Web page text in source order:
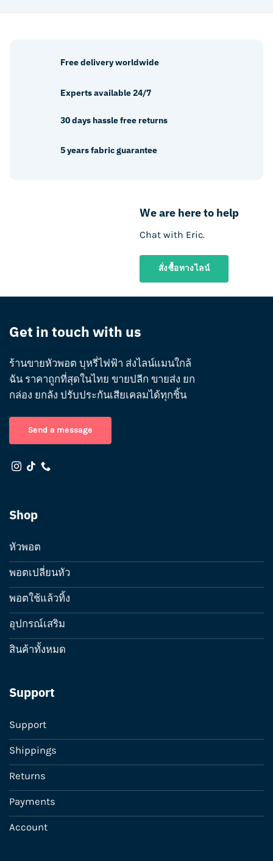
multiple
chosen
the
page
We are here to help
Chat with Eric.
สั่งซื้อทางไลน์
Free delivery worldwide
Experts available 24/7
30 days hassle free returns
5 years fabric guarantee
Get in touch with us
ร้านขายหัวพอต บุหรี่ไฟฟ้า ส่งไลน์แมนใกล้
ฉัน ราคาถูกที่สุดในไทย ขายปลีก ขายส่ง ยก
กล่อง ยกลัง ปรับประกันเสียเคลมได้ทุกชิ้น
Send a message
Shop
หัวพอต
พอตเปลี่ยนหัว
พอตใช้แล้วทิ้ง
อุปกรณ์เสริม
สินค้าทั้งหมด
Support
Support
Shippings
Returns
Payments
Account